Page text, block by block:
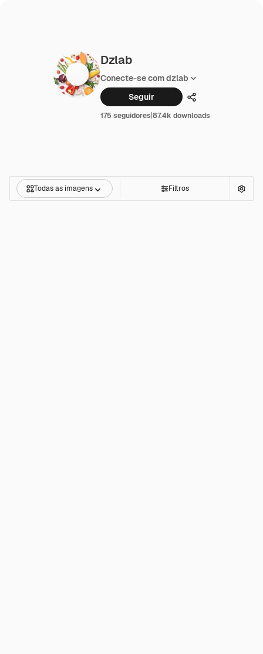
Dzlab
Conecte-se com dzlab
Seguir
Compartilhar
175 seguidores|87.4k downloads
Todas as imagens Filtros